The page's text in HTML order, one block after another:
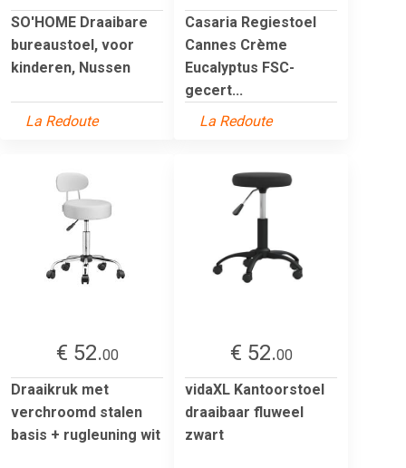
SO'HOME Draaibare
bureaustoel, voor
kinderen, Nussen
La Redoute
Casaria Regiestoel
Cannes Crème
Eucalyptus FSC-
gecert...
La Redoute
€ 52.00
Draaikruk met
verchroomd stalen
basis + rugleuning wit
€ 52.00
vidaXL Kantoorstoel
draaibaar fluweel
zwart